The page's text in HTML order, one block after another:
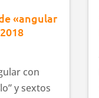
«angular
con
y sextos